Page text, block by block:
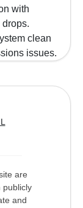
with
clean
issues.
are
publicly
and